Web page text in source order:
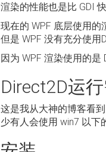
渲染的性能也是比 GDI
现在的 WPF 底层使用的
但是 WPF 没有充分使用
因为 WPF 渲染使用的是
Direct2D运
这是我从大神的博客看
少有人会使用 win7 以下